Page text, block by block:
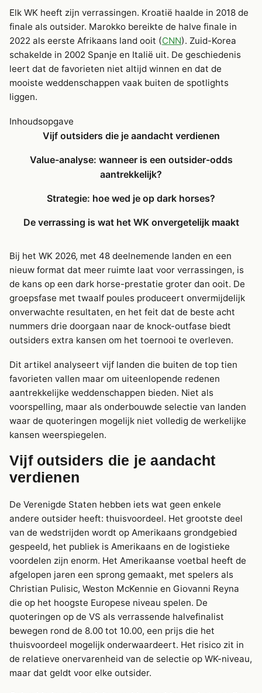
Elk WK heeft zijn verrassingen. Kroatië haalde in 2018 de
finale als outsider. Marokko bereikte de halve finale in
2022 als eerste Afrikaans land ooit (CNN). Zuid-Korea
schakelde in 2002 Spanje en Italië uit. De geschiedenis
leert dat de favorieten niet altijd winnen en dat de
mooiste weddenschappen vaak buiten de spotlights
liggen.
Inhoudsopgave
Vijf outsiders die je aandacht verdienen
Value-analyse: wanneer is een outsider-odds
aantrekkelijk?
Strategie: hoe wed je op dark horses?
De verrassing is wat het WK onvergetelijk maakt
Bij het WK 2026, met 48 deelnemende landen en een
nieuw format dat meer ruimte laat voor verrassingen, is
de kans op een dark horse-prestatie groter dan ooit. De
groepsfase met twaalf poules produceert onvermijdelijk
onverwachte resultaten, en het feit dat de beste acht
nummers drie doorgaan naar de knock-outfase biedt
outsiders extra kansen om het toernooi te overleven.
Dit artikel analyseert vijf landen die buiten de top tien
favorieten vallen maar om uiteenlopende redenen
aantrekkelijke weddenschappen bieden. Niet als
voorspelling, maar als onderbouwde selectie van landen
waar de quoteringen mogelijk niet volledig de werkelijke
kansen weerspiegelen.
Vijf outsiders die je aandacht
verdienen
De Verenigde Staten hebben iets wat geen enkele
andere outsider heeft: thuisvoordeel. Het grootste deel
van de wedstrijden wordt op Amerikaans grondgebied
gespeeld, het publiek is Amerikaans en de logistieke
voordelen zijn enorm. Het Amerikaanse voetbal heeft de
afgelopen jaren een sprong gemaakt, met spelers als
Christian Pulisic, Weston McKennie en Giovanni Reyna
die op het hoogste Europese niveau spelen. De
quoteringen op de VS als verrassende halvefinalist
bewegen rond de 8.00 tot 10.00, een prijs die het
thuisvoordeel mogelijk onderwaardeert. Het risico zit in
de relatieve onervarenheid van de selectie op WK-niveau,
maar dat geldt voor elke outsider.